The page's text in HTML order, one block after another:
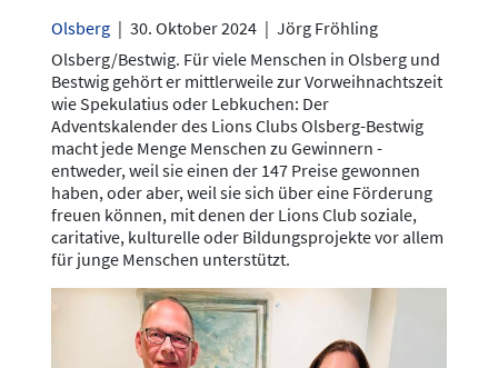
Olsberg | 30. Oktober 2024 | Jörg Fröhling
Olsberg/Bestwig. Für viele Menschen in Olsberg und
Bestwig gehört er mittlerweile zur Vorweihnachtszeit
wie Spekulatius oder Lebkuchen: Der
Adventskalender des Lions Clubs Olsberg-Bestwig
macht jede Menge Menschen zu Gewinnern -
entweder, weil sie einen der 147 Preise gewonnen
haben, oder aber, weil sie sich über eine Förderung
freuen können, mit denen der Lions Club soziale,
caritative, kulturelle oder Bildungsprojekte vor allem
für junge Menschen unterstützt.